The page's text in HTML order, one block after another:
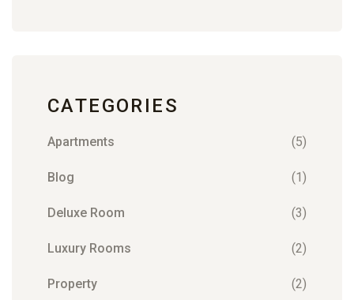
CATEGORIES
Apartments (5)
Blog (1)
Deluxe Room (3)
Luxury Rooms (2)
Property (2)